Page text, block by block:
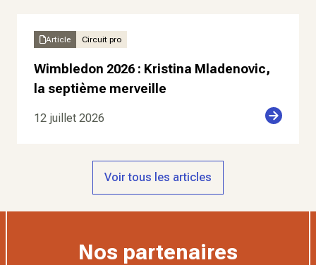
Article Circuit pro
Wimbledon 2026 : Kristina Mladenovic,
la septième merveille
12 juillet 2026
Voir tous les articles
Nos partenaires